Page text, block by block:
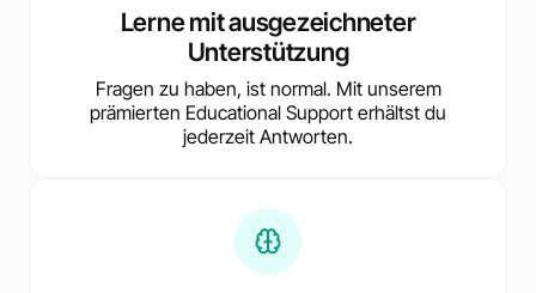
Lerne mit ausgezeichneter
Unterstützung
Fragen zu haben, ist normal. Mit unserem
prämierten Educational Support erhältst du
jederzeit Antworten.